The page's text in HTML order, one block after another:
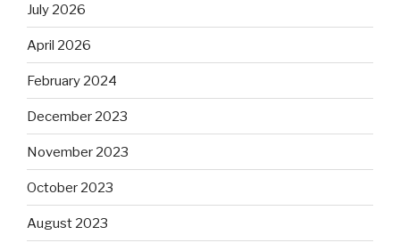
July 2026
April 2026
February 2024
December 2023
November 2023
October 2023
August 2023